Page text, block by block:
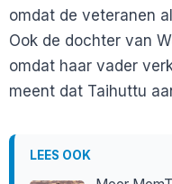
omdat de veteranen
Ook de dochter van
omdat haar vader
meent dat Taihuttu
LEES OOK